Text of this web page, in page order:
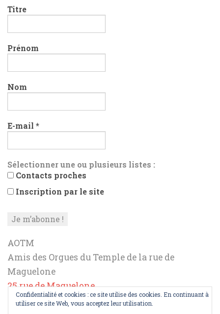
Titre
Prénom
Nom
E-mail *
Sélectionner une ou plusieurs listes :
Contacts proches
Inscription par le site
AOTM
Amis des Orgues du Temple de la rue de
Maguelone
25 rue de Maguelone,
34000 Montpellier,
Confidentialité et cookies : ce site utilise des cookies. En continuant à
utiliser ce site Web, vous acceptez leur utilisation.